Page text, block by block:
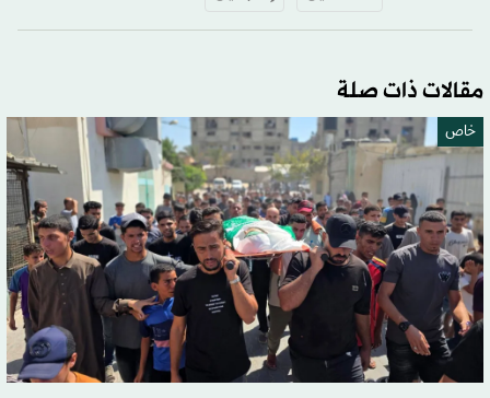
مقالات ذات صلة
خاص